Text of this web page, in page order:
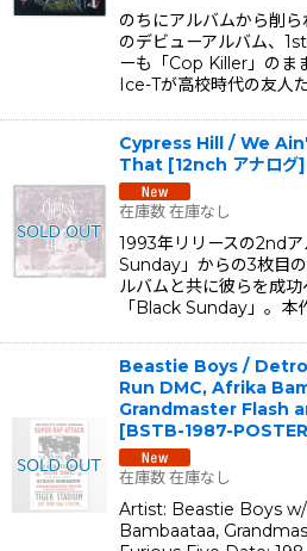
のちにアルバムから削
のデビューアルバム、
ーも「Cop Killer」のま
Ice-Tが高校時代の友人
Cypress Hill / We
That [12nch アナログ]
在庫数 在庫なし
1993年リリースの2nd
Sunday」からの3枚目
ルバムと共に彼らを成功
「Black Sunday」。本
Beastie Boys /
Run DMC, Afrika
Grandmaster Flash
[BSTB-1987-POSTER
在庫数 在庫なし
Artist: Beastie Boys
Bambaataa,